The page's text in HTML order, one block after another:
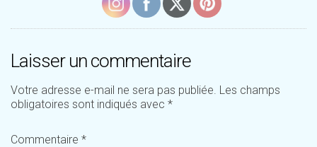
Laisser un commentaire
Votre adresse e-mail ne sera pas publiée. Les champs
obligatoires sont indiqués avec *
Commentaire *